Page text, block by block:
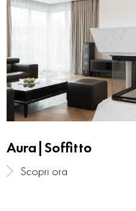
Aura|Soffitto
Scopri ora